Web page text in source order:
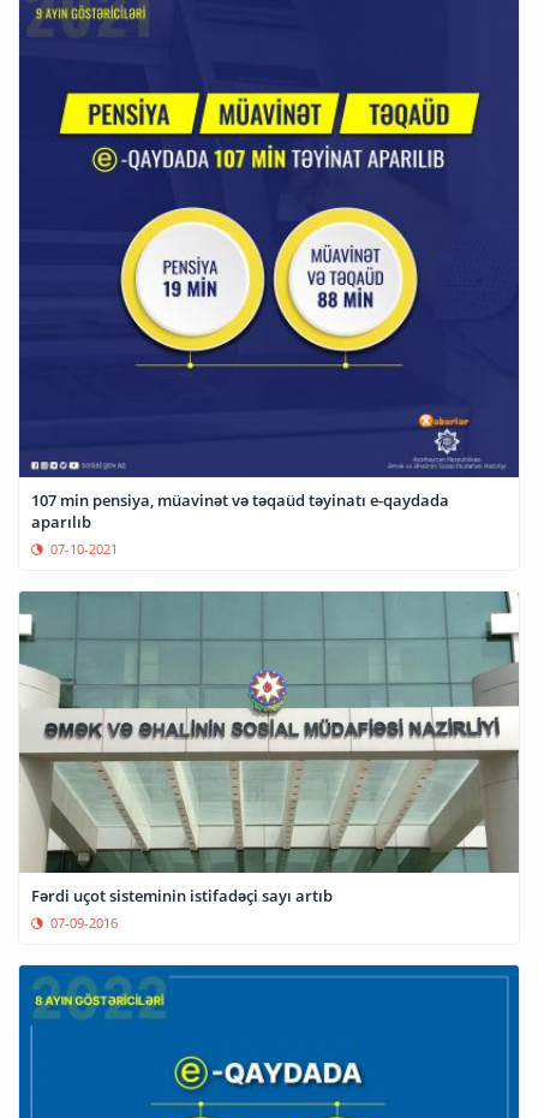
107 min pensiya, müavinət və təqaüd təyinatı e-qaydada
aparılıb
07-10-2021
Fərdi uçot sisteminin istifadəçi sayı artıb
07-09-2016